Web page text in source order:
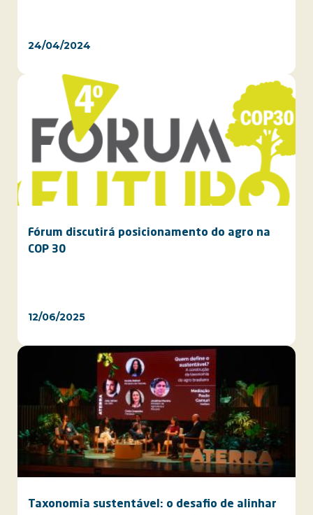
24/04/2024
Fórum discutirá posicionamento do agro na
COP 30
12/06/2025
Taxonomia sustentável: o desafio de alinhar